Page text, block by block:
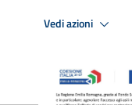
Vedi azioni